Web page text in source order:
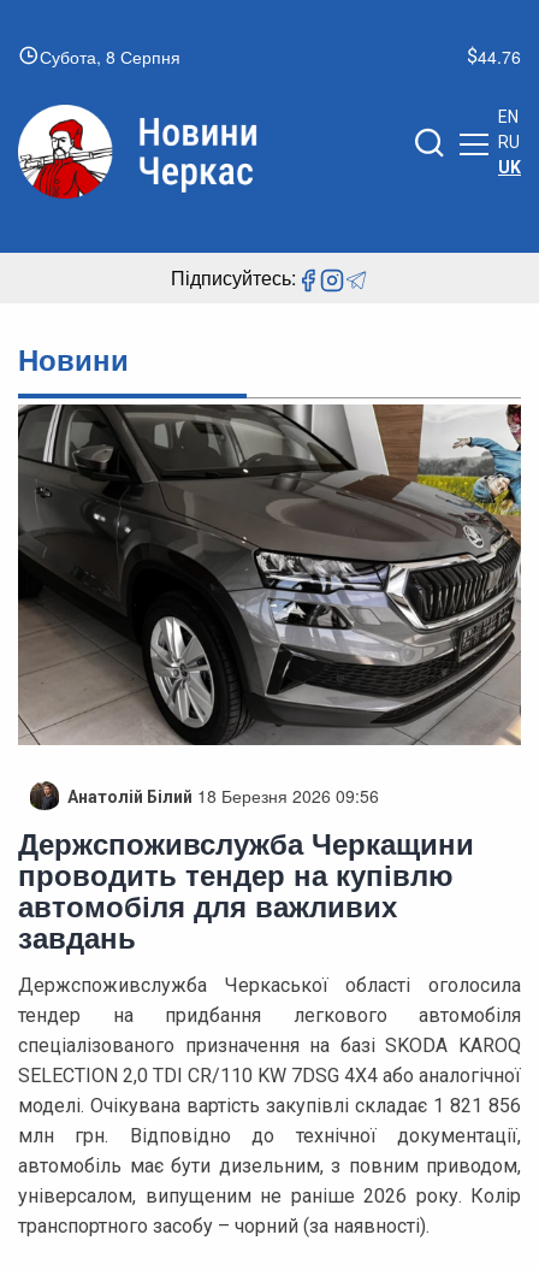
Субота, 8 Серпня 44.76
EN
RU
UK
Підписуйтесь:
Новини
Анатолій Білий 18 Березня 2026 09:56
Держспоживслужба Черкащини
проводить тендер на купівлю
автомобіля для важливих
завдань
Держспоживслужба Черкаської області оголосила
тендер на придбання легкового автомобіля
спеціалізованого призначення на базі SKODA KAROQ
SELECTION 2,0 TDI CR/110 KW 7DSG 4X4 або аналогічної
моделі. Очікувана вартість закупівлі складає 1 821 856
млн грн. Відповідно до технічної документації,
автомобіль має бути дизельним, з повним приводом,
універсалом, випущеним не раніше 2026 року. Колір
транспортного засобу – чорний (за наявності).